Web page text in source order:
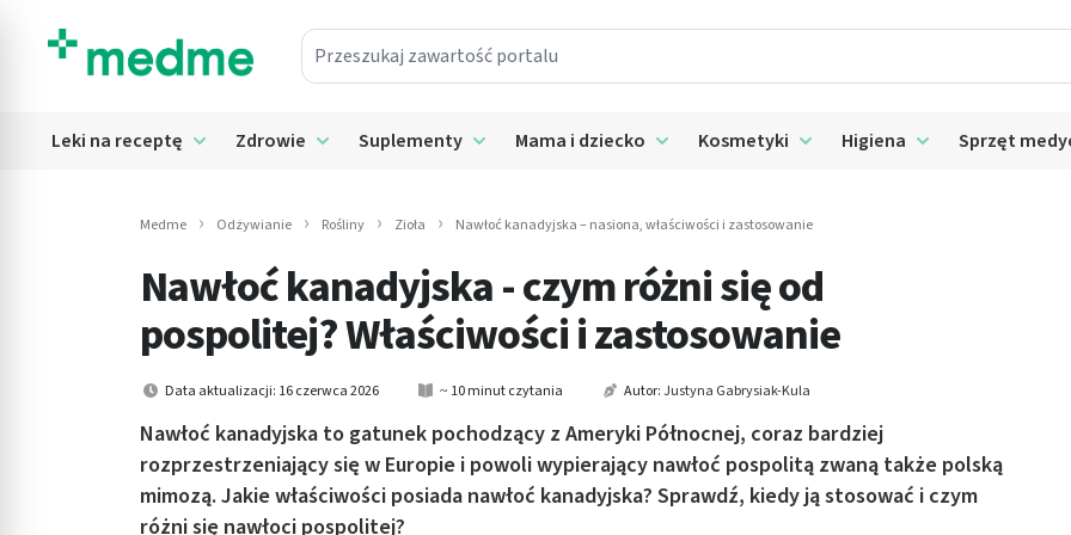
Przeszukaj zawartość portalu
submenu: Suplementy
submenu: Mama i dziecko
submenu: Kosmetyki
submenu: Higiena
submenu: Sprzęt medyczny
submenu: Intymne
Leki na receptę Rozwiń submenu: Leki na receptę
Zdrowie Rozwiń submenu: Zdrowie
Suplementy Rozwiń submenu: Suplementy
Mama i dziecko Rozwiń submenu: Mama i dziecko
Kosmetyki Rozwiń submenu: Kosmetyki
Higiena Rozwiń submenu:
Sprzęt
Medme Odżywianie Rośliny Zioła Nawłoć kanadyjska – nasiona, właściwości i zastosowanie
Nawłoć kanadyjska - czym różni się od
pospolitej? Właściwości i zastosowanie
Data aktualizacji: 16 czerwca 2026 ~ 10 minut czytania Autor:Justyna Gabrysiak-Kula
Nawłoć kanadyjska to gatunek pochodzący z Ameryki Północnej, coraz bardziej
rozprzestrzeniający się w Europie i powoli wypierający nawłoć pospolitą zwaną także polską
mimozą. Jakie właściwości posiada nawłoć kanadyjska? Sprawdź, kiedy ją stosować i czym
różni się nawłoci pospolitej?